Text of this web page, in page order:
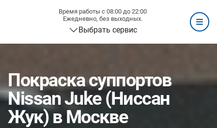
Время работы с 08:00 до 22:00
Ежедневно, без выходных.
Выбрать сервис
Покраска суппортов
Nissan Juke (Ниссан
Жук) в Москве